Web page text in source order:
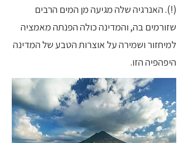
(!). האנרגיה שלה מגיעה מן המים הרבים
שזורמים בה, והמדינה כולה הפנתה מאמציה
למיחזור ושמירה על אוצרות הטבע של המדינה
היפהפיה הזו.